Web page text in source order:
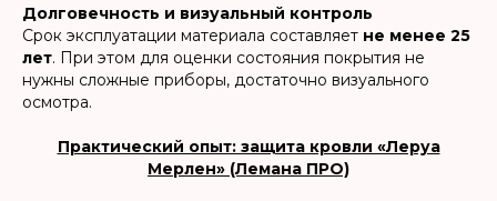
Долговечность и визуальный контроль
Срок эксплуатации материала составляет не менее 25
лет. При этом для оценки состояния покрытия не
нужны сложные приборы, достаточно визуального
осмотра.
Практический опыт: защита кровли «Леруа
Мерлен» (Лемана ПРО)